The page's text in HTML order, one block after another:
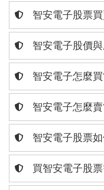
智安電子股票
智安電子股價
智安電子怎麼
智安電子怎麼
智安電子股票
買智安電子股